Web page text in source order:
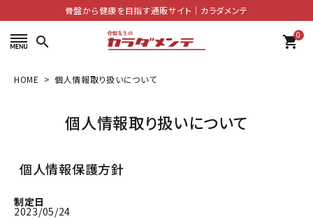
骨盤から健康を目指す通販サイト│カラダメンテ
search 0
shopping_cart
HOME 個人情報取り扱いについて
個人情報取り扱いについて
個人情報保護方針
制定日
2023/05/24